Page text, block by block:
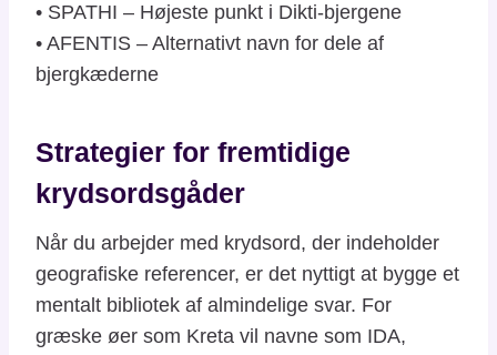
• SPATHI – Højeste punkt i Dikti-bjergene
• AFENTIS – Alternativt navn for dele af
bjergkæderne
Strategier for fremtidige
krydsordsgåder
Når du arbejder med krydsord, der indeholder
geografiske referencer, er det nyttigt at bygge et
mentalt bibliotek af almindelige svar. For
græske øer som Kreta vil navne som IDA,